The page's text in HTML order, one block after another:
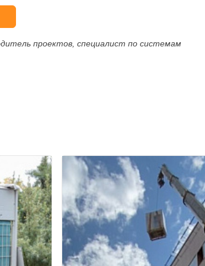
проектов, специалист по системам